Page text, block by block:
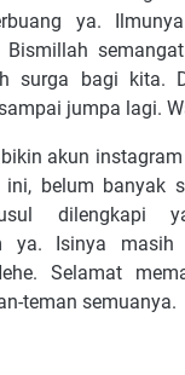
ya.
Bismillah
surga bagi kita.
jumpa lagi.
akun
belum banyak
dilengkapi
ya. Isinya masih
Selamat
teman semuanya.